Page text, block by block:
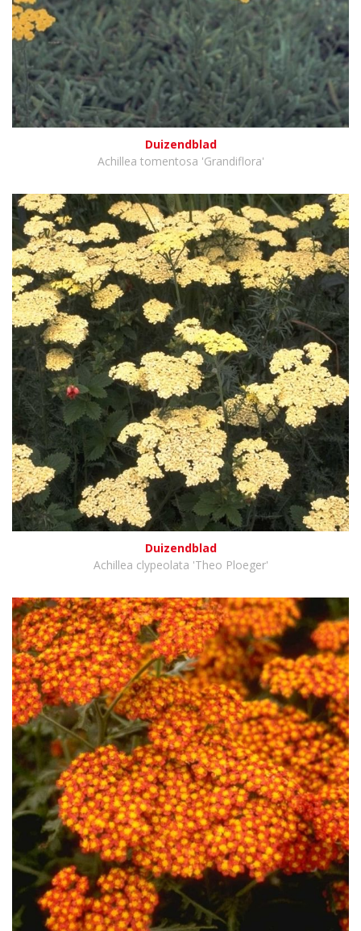
Duizendblad
Achillea tomentosa 'Grandiflora'
Duizendblad
Achillea clypeolata 'Theo Ploeger'